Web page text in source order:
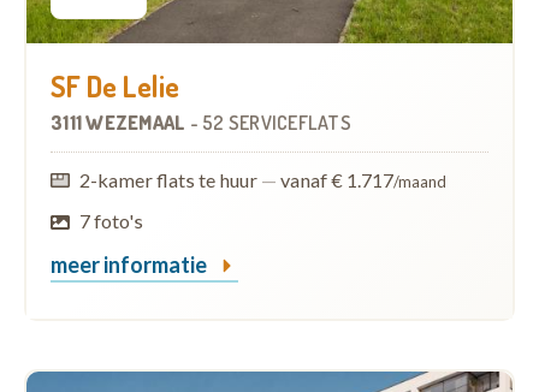
SF De Lelie
3111 WEZEMAAL - 52 SERVICEFLATS
2-kamer flats te huur — vanaf € 1.717/maand
7 foto's
meer informatie